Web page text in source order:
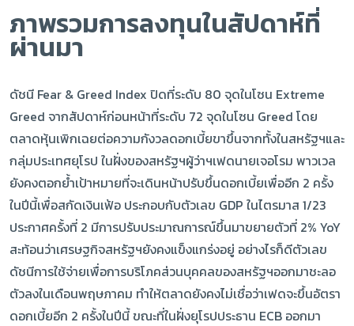
ภาพรวมการลงทุนในสัปดาห์ที่
ผ่านมา
ดัชนี Fear & Greed Index ปิดที่ระดับ 80 จุดในโซน Extreme
Greed จากสัปดาห์ก่อนหน้าที่ระดับ 72 จุดในโซน Greed โดย
ตลาดหุ้นเพิกเฉยต่อความกังวลดอกเบี้ยขาขึ้นจากทั้งในสหรัฐฯและ
กลุ่มประเทศยุโรป ในฝั่งของสหรัฐฯผู้ว่าฯเฟดนายเจอโรม พาวเวล
ยังคงตอกย้ำเป้าหมายที่จะเดินหน้าปรับขึ้นดอกเบี้ยเพื่ออีก 2 ครั้ง
ในปีนี้เพื่อสกัดเงินเฟ้อ ประกอบกับตัวเลข GDP ในไตรมาส 1/23
ประกาศครั้งที่ 2 มีการปรับประมาณการณ์ขึ้นมาขยายตัวที่ 2% YoY
สะท้อนว่าเศรษฐกิจสหรัฐฯยังคงแข็งแกร่งอยู่ อย่างไรก็ดีตัวเลข
ดัชนีการใช้จ่ายเพื่อการบริโภคส่วนบุคคลของสหรัฐฯออกมาชะลอ
ตัวลงในเดือนพฤษภาคม ทำให้ตลาดยังคงไม่เชื่อว่าเฟดจะขึ้นอัตรา
ดอกเบี้ยอีก 2 ครั้งในปีนี้ ขณะที่ในฝั่งยุโรปประธาน ECB ออกมา